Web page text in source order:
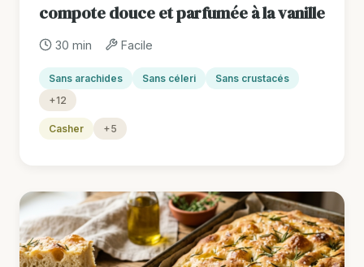
compote douce et parfumée à la vanille
30 min Facile
Sans arachides Sans céleri
Sans crustacés
+12
Casher +5